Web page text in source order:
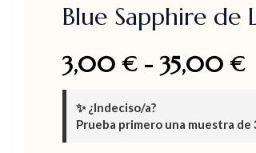
Blue Sapphire de
3,00€ - 35,00€
✨¿Indeciso/a?
Prueba primero una muestra de